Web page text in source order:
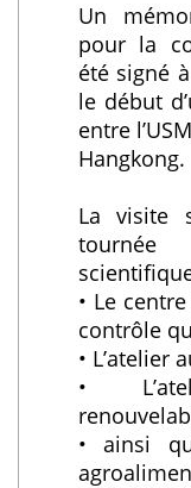
Un
pour la
été signé
le début
entre
Hangkong.
La visite
• Le
contrôle
• L’atelier
•
• ainsi